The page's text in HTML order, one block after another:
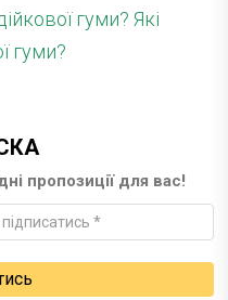
гуми? Які
гуми?
пропозиції для вас!